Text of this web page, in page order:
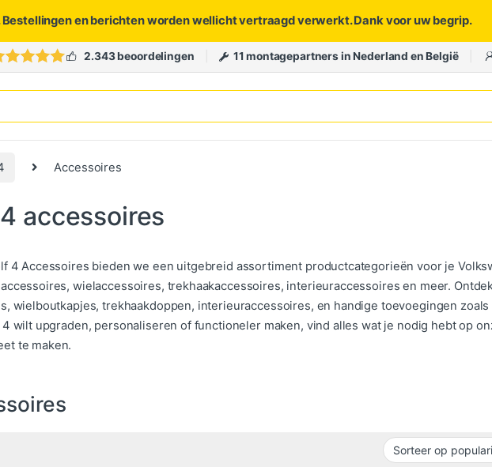
en berichten worden wellicht vertraagd verwerkt. Dank voor uw begrip.
2.343 beoordelingen 11 montagepartners in Nederland en België
Accessoires
accessoires
4 Accessoires bieden we een uitgebreid assortiment productcategorieën voor je
wielaccessoires, trekhaakaccessoires, interieuraccessoires en meer.
wielboutkapjes, trekhaakdoppen, interieuraccessoires, en handige toevoegingen
4 wilt upgraden, personaliseren of functioneler maken, vind alles wat je nodig hebt op
te maken.